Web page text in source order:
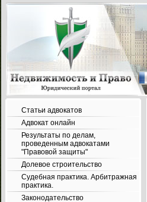
Статьи адвокатов
Адвокат онлайн
Результаты по делам,
проведенным адвокатами
"Правовой защиты"
Долевое строительство
Судебная практика. Арбитражная
практика.
Законодательство